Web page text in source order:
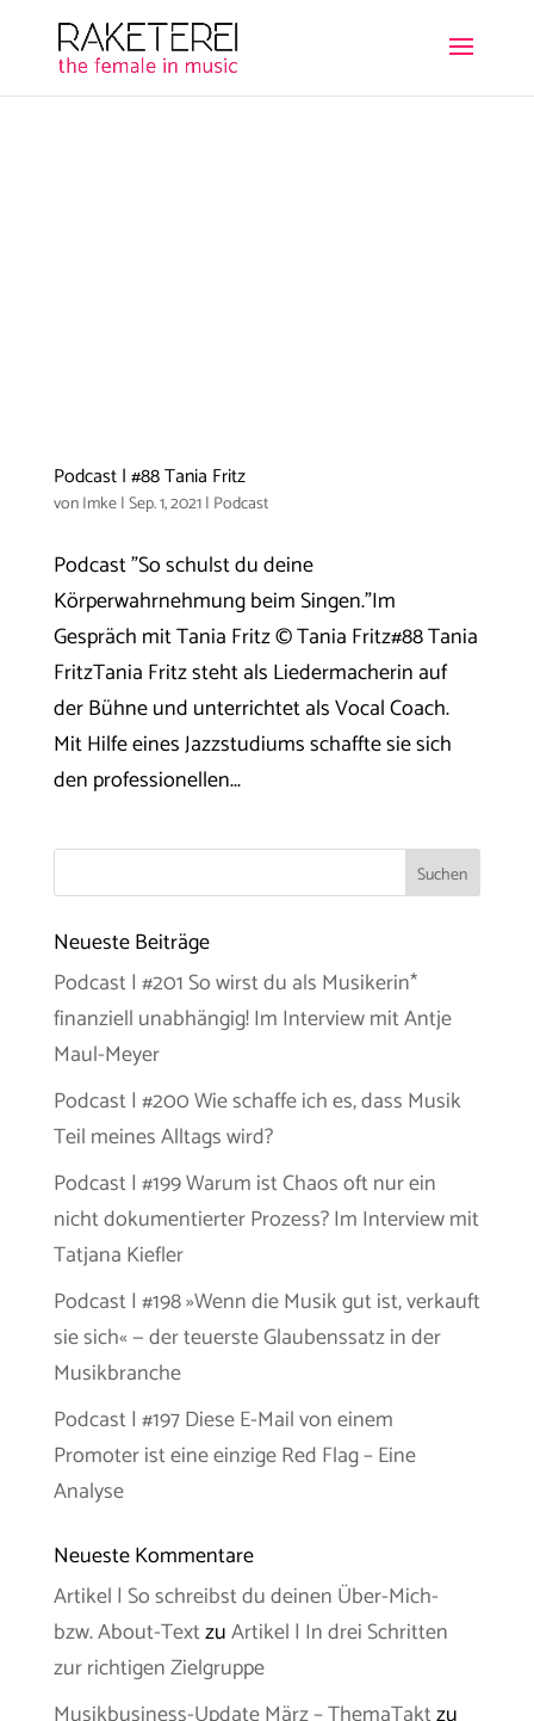
Podcast | #88 Tania Fritz
vonImke|Sep. 1, 2021| Podcast
Podcast "So schulst du deine
Körperwahrnehmung beim Singen."Im
Gespräch mit Tania Fritz © Tania Fritz#88 Tania
FritzTania Fritz steht als Liedermacherin auf
der Bühne und unterrichtet als Vocal Coach.
Mit Hilfe eines Jazzstudiums schaffte sie sich
den professionellen...
Neueste Beiträge
Podcast | #201 So wirst du als Musikerin*
finanziell unabhängig! Im Interview mit Antje
Maul-Meyer
Podcast | #200 Wie schaffe ich es, dass Musik
Teil meines Alltags wird?
Podcast | #199 Warum ist Chaos oft nur ein
nicht dokumentierter Prozess? Im Interview mit
Tatjana Kiefler
Podcast | #198 »Wenn die Musik gut ist, verkauft
sie sich« — der teuerste Glaubenssatz in der
Musikbranche
Podcast | #197 Diese E-Mail von einem
Promoter ist eine einzige Red Flag – Eine
Analyse
Neueste Kommentare
Artikel | So schreibst du deinen Über-Mich-
bzw. About-TextzuArtikel | In drei Schritten
zur richtigen Zielgruppe